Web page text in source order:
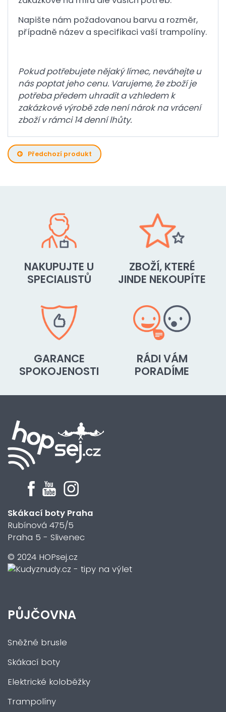
Napište nám požadovanou barvu a rozměr,
případně název a specifikaci vaší trampolíny.
Pokud potřebujete nějaký límec, neváhejte u
nás poptat jeho cenu. Varujeme, že zboží je
potřeba předem uhradit a vzhledem k
zakázkové výrobě zde není nárok na vrácení
zboží v rámci 14 denní lhůty.
Předchozí produkt
NAKUPUJTE U
SPECIALISTŮ
ZBOŽÍ, KTERÉ
JINDE NEKOUPÍTE
GARANCE
SPOKOJENOSTI
RÁDI VÁM
PORADÍME
Skákací boty Praha
Rubínová 475/5
Praha 5 - Slivenec
© 2024 HOPsej.cz
PŮJČOVNA
Sněžné brusle
Skákací boty
Elektrické koloběžky
Trampolíny